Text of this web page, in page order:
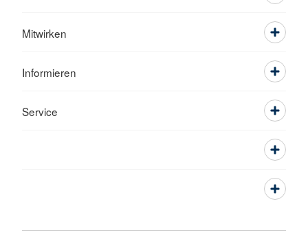
Mitwirken
Informieren
Service